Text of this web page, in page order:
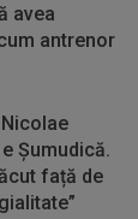
avea
antrenor
Nicolae
Șumudică.
față de